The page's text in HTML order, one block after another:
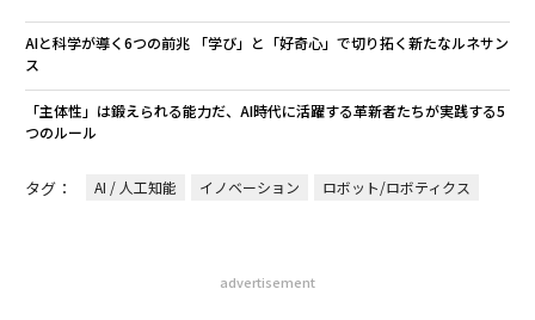
AIと科学が導く6つの前兆 「学び」と「好奇心」で切り拓く新たなルネサン
ス
「主体性」は鍛えられる能力だ、AI時代に活躍する革新者たちが実践する5
つのルール
タグ： AI / 人工知能 イノベーション ロボット/ロボティクス
advertisement